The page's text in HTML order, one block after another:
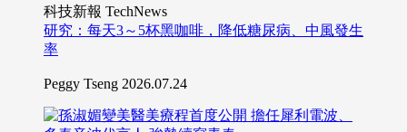
科技新報 TechNews
研究：每天3～5杯黑咖啡，降低糖尿病、中風發生
率
Peggy Tseng 2026.07.24